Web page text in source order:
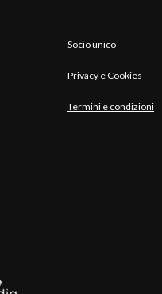
Socio unico
Privacy e Cookies
Termini e condizioni